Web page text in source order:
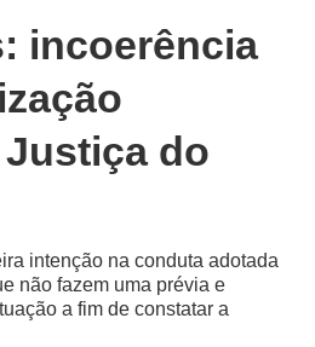
incoerência
do
intenção na conduta adotada
não fazem uma prévia e
a fim de constatar a